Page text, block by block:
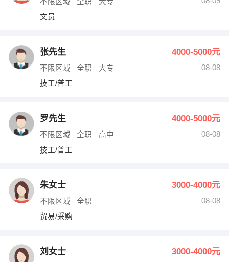
文员
张先生 4000-5000元
不限区域 全职 大专
08-08
技工/普工
罗先生 4000-5000元
不限区域 全职 高中
08-08
技工/普工
朱女士 3000-4000元
不限区域 全职
08-08
贸易/采购
刘女士 3000-4000元